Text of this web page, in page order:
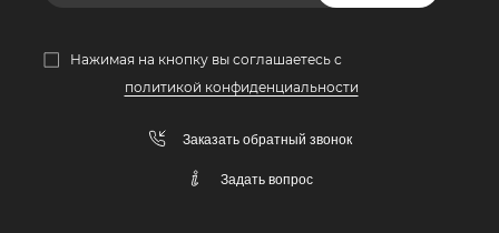
Нажимая на кнопку вы соглашаетесь с
политикой конфиденциальности
Заказать обратный звонок
Задать вопрос